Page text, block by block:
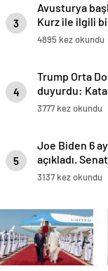
3
Avusturya
Kurz ile ilgili
4895 kez okundu
4
Trump Orta
duyurdu:
arasında 200
3777 kez okundu
5
Joe Biden 6
açıkladı.
3137 kez okundu